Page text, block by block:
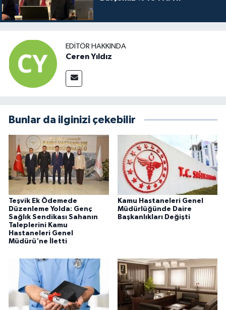
EDITÖR HAKKINDA
Ceren Yıldız
Bunlar da ilginizi çekebilir
Teşvik Ek Ödemede
Düzenleme Yolda: Genç
Sağlık Sendikası Sahanın
Taleplerini Kamu
Hastaneleri Genel
Müdürü'ne İletti
Kamu Hastaneleri Genel
Müdürlüğünde Daire
Başkanlıkları Değişti